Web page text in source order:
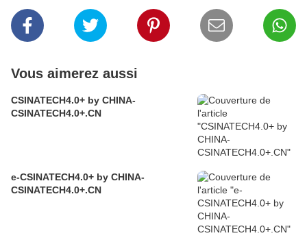
Vous aimerez aussi
CSINATECH4.0+ by CHINA-
CSINATECH4.0+.CN
e-CSINATECH4.0+ by CHINA-
CSINATECH4.0+.CN